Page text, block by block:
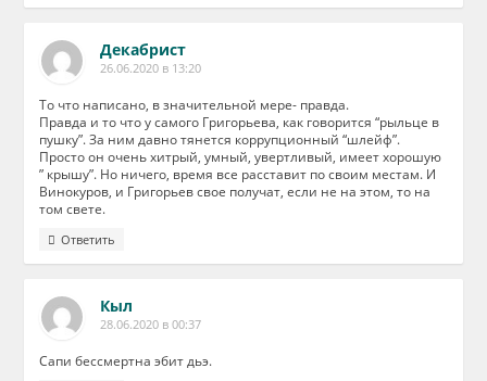
Декабрист
26.06.2020 в 13:20
То что написано, в значительной мере- правда.
Правда и то что у самого Григорьева, как говорится “рыльце в
пушку”. За ним давно тянется коррупционный “шлейф”.
Просто он очень хитрый, умный, увертливый, имеет хорошую
” крышу”. Но ничего, время все расставит по своим местам. И
Винокуров, и Григорьев свое получат, если не на этом, то на
том свете.
Ответить
Кыл
28.06.2020 в 00:37
Сапи бессмертна эбит дьэ.